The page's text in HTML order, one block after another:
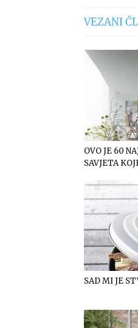
VEZANI
OVO JE 60
SAVJETA
SAD MI JE